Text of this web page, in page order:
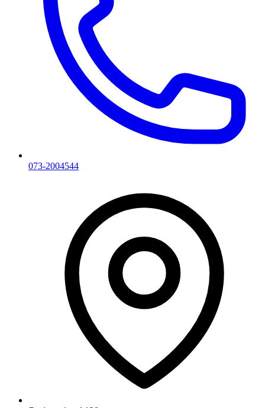
073-2004544